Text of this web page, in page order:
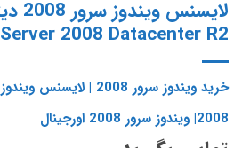
Server 2008 Datacenter R2
خرید ویندوز سرور 2008 | لایسنس ویندوز سرور
2008| ویندوز سرور 2008 اورجینال